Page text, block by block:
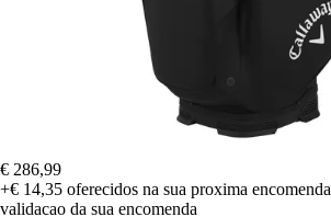
€ 286,99
+€ 14,35 oferecidos na sua proxima encomenda
validacao da sua encomenda